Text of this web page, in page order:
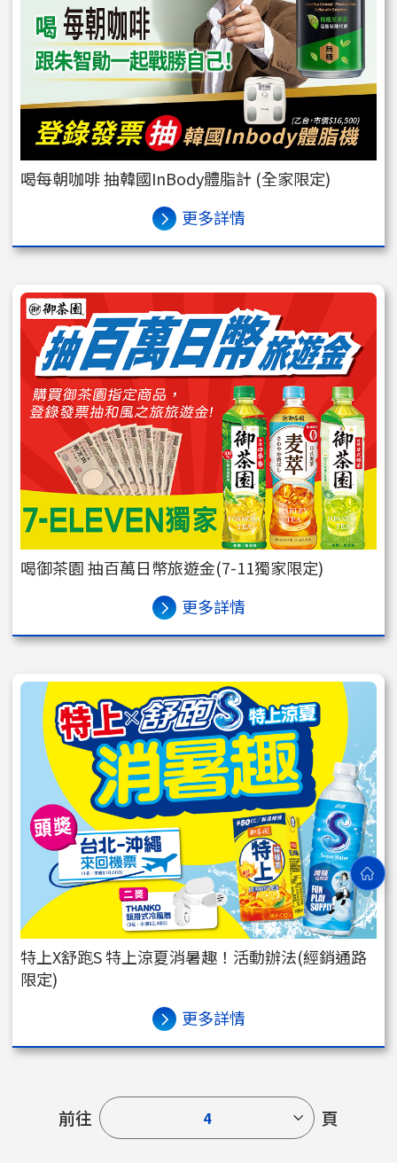
喝每朝咖啡 抽韓國InBody體脂計 (全家限定)
更多詳情
喝御茶園 抽百萬日幣旅遊金(7-11獨家限定)
更多詳情
特上X舒跑S 特上涼夏消暑趣！活動辦法(經銷通路
限定)
更多詳情
前往 4 頁